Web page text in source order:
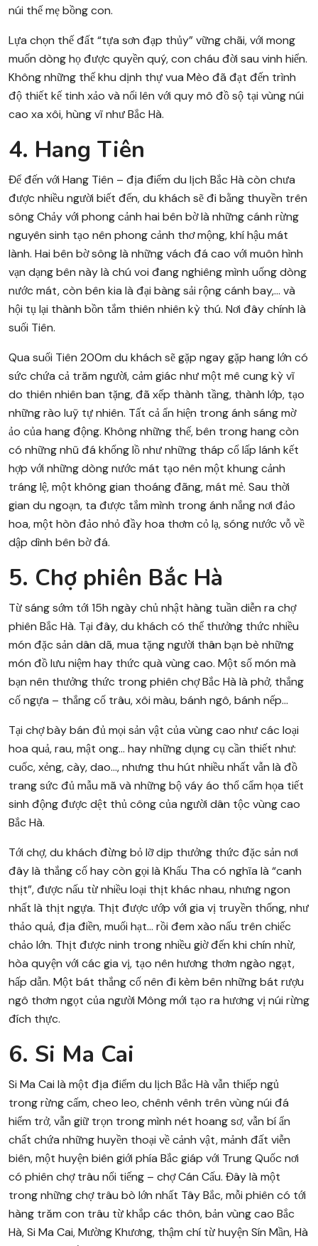
núi thế mẹ bồng con.
Lựa chọn thế đất “tựa sơn đạp thủy” vững chãi, với mong
muốn dòng họ được quyền quý, con cháu đời sau vinh hiển.
Không những thế khu dịnh thự vua Mèo đã đạt đến trình
độ thiết kế tinh xảo và nổi lên với quy mô đồ sộ tại vùng núi
cao xa xôi, hùng vĩ như Bắc Hà.
4. Hang Tiên
Để đến với Hang Tiên – địa điểm du lịch Bắc Hà còn chưa
được nhiều người biết đến, du khách sẽ đi bằng thuyền trên
sông Chảy với phong cảnh hai bên bờ là những cánh rừng
nguyên sinh tạo nên phong cảnh thơ mộng, khí hậu mát
lành. Hai bên bờ sông là những vách đá cao với muôn hình
vạn dạng bên này là chú voi đang nghiêng mình uống dòng
nước mát, còn bên kia là đại bàng sải rộng cánh bay,… và
hội tụ lại thành bồn tắm thiên nhiên kỳ thú. Nơi đây chính là
suối Tiên.
Qua suối Tiên 200m du khách sẽ gặp ngay gặp hang lớn có
sức chứa cả trăm người, cảm giác như một mê cung kỳ vĩ
do thiên nhiên ban tặng, đã xếp thành tầng, thành lớp, tạo
những rào luỹ tự nhiên. Tất cả ẩn hiện trong ánh sáng mờ
ảo của hang động. Không những thế, bên trong hang còn
có những nhũ đá khổng lồ như những tháp cổ lấp lánh kết
hợp với những dòng nước mát tạo nên một khung cảnh
tráng lệ, một không gian thoáng đãng, mát mẻ. Sau thời
gian du ngoạn, ta được tắm mình trong ánh nắng nơi đảo
hoa, một hòn đảo nhỏ đầy hoa thơm cỏ lạ, sóng nước vỗ về
dập dình bên bờ đá.
5. Chợ phiên Bắc Hà
Từ sáng sớm tới ​15h ngày chủ nhật hàng tuần diễn ra chợ
phiên Bắc Hà. Tại đây, du khách có thể thưởng thức nhiều
món đặc sản dân dã, mua tặng người thân bạn bè những
món đồ lưu niệm hay thức quà vùng cao. Một số món mà
bạn nên thưởng thức trong phiên chợ Bắc Hà là phở, thắng
cố ngựa – thắng cố trâu, xôi màu, bánh ngô, bánh nếp…
Tại chợ bày bán đủ mọi sản vật của vùng cao như các loại
hoa quả, rau, mật ong… hay những dụng cụ cần thiết như:
cuốc, xẻng, cày, dao…, nhưng thu hút nhiều nhất vẫn là đồ
trang sức đủ mẫu mã và những bộ váy áo thổ cẩm họa tiết
sinh động được dệt thủ công của người dân tộc vùng cao
Bắc Hà.
Tới chợ, du khách đừng bỏ lỡ dịp thưởng thức đặc sản nơi
đây là thắng cố hay còn gọi là Khấu Tha có nghĩa là “canh
thịt”, được nấu từ nhiều loại thịt khác nhau, nhưng ngon
nhất là thịt ngựa. Thịt được ướp với gia vị truyền thống, như
thảo quả, địa điền, muối hạt… rồi đem xào nấu trên chiếc
chảo lớn. Thịt được ninh trong nhiều giờ đến khi chín nhừ,
hòa quyện với các gia vị, tạo nên hương thơm ngào ngạt,
hấp dẫn. Một bát thắng cố nên đi kèm bên những bát rượu
ngô thơm ngọt của người Mông mới tạo ra hương vị núi rừng
đích thực.
6. Si Ma Cai
Si Ma Cai là một địa điểm du lịch Bắc Hà vẫn thiếp ngủ
trong rừng cấm, cheo leo, chênh vênh trên vùng núi đá
hiểm trở, vẫn giữ trọn trong mình nét hoang sơ, vẫn bí ẩn
chất chứa những huyền thoại về cảnh vật, mảnh đất viễn
biên, một huyện biên giới phía Bắc giáp với Trung Quốc nơi
có phiên chợ trâu nổi tiếng – chợ Cán Cấu. Đây là một
trong những chợ trâu bò lớn nhất Tây Bắc, mỗi phiên có tới
hàng trăm con trâu từ khắp các thôn, bản vùng cao Bắc
Hà, Si Ma Cai, Mường Khương, thậm chí từ huyện Sín Mần, Hà